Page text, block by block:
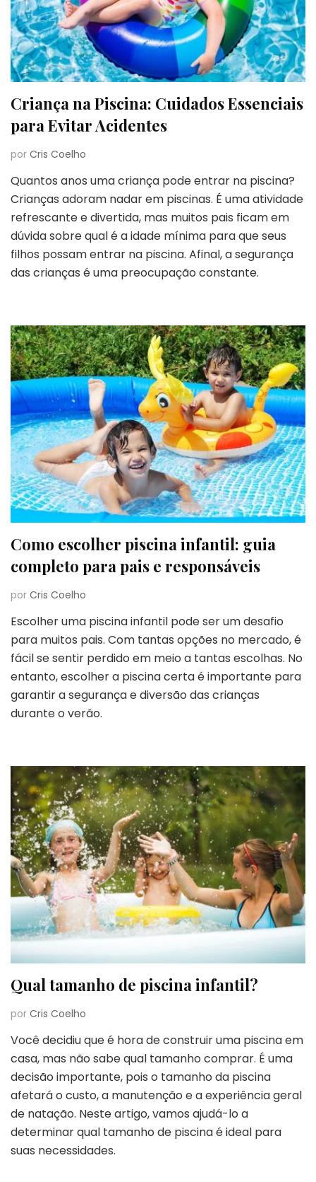
Criança na Piscina: Cuidados Essenciais
para Evitar Acidentes
por Cris Coelho
Quantos anos uma criança pode entrar na piscina?
Crianças adoram nadar em piscinas. É uma atividade
refrescante e divertida, mas muitos pais ficam em
dúvida sobre qual é a idade mínima para que seus
filhos possam entrar na piscina. Afinal, a segurança
das crianças é uma preocupação constante.
Como escolher piscina infantil: guia
completo para pais e responsáveis
por Cris Coelho
Escolher uma piscina infantil pode ser um desafio
para muitos pais. Com tantas opções no mercado, é
fácil se sentir perdido em meio a tantas escolhas. No
entanto, escolher a piscina certa é importante para
garantir a segurança e diversão das crianças
durante o verão.
Qual tamanho de piscina infantil?
por Cris Coelho
Você decidiu que é hora de construir uma piscina em
casa, mas não sabe qual tamanho comprar. É uma
decisão importante, pois o tamanho da piscina
afetará o custo, a manutenção e a experiência geral
de natação. Neste artigo, vamos ajudá-lo a
determinar qual tamanho de piscina é ideal para
suas necessidades.